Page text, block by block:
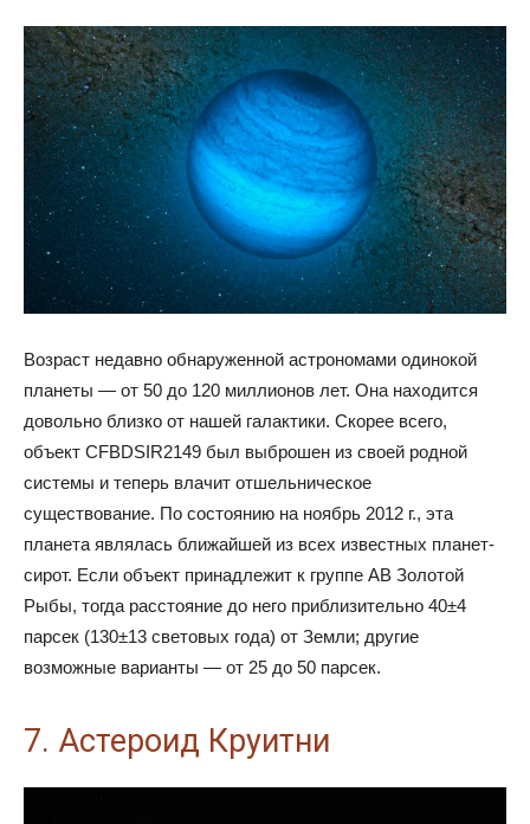
Возраст недавно обнаруженной астрономами одинокой
планеты — от 50 до 120 миллионов лет. Она находится
довольно близко от нашей галактики. Скорее всего,
объект CFBDSIR2149 был выброшен из своей родной
системы и теперь влачит отшельническое
существование. По состоянию на ноябрь 2012 г., эта
планета являлась ближайшей из всех известных планет-
сирот. Если объект принадлежит к группе AB Золотой
Рыбы, тогда расстояние до него приблизительно 40±4
парсек (130±13 световых года) от Земли; другие
возможные варианты — от 25 до 50 парсек.
7. Астероид Круитни